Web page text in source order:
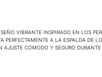
VIBRANTE INSPIRADO EN LOS
A LA ESPALDA DE
AJUSTE CÓMODO Y SEGURO